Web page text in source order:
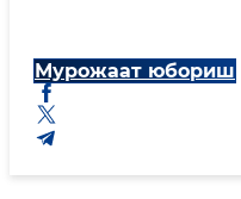
Мурожаат юбориш